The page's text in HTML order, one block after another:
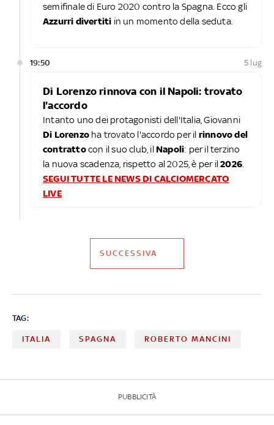
semifinale di Euro 2020 contro la Spagna. Ecco gli
Azzurri divertiti in un momento della seduta.
19:50 5 lug
Di Lorenzo rinnova con il Napoli: trovato
l'accordo
Intanto uno dei protagonisti dell'Italia, Giovanni
Di Lorenzo ha trovato l'accordo per il rinnovo del
contrattocon il suo club, il Napoli: per il terzino
la nuova scadenza, rispetto al 2025, è per il2026
SEGUI TUTTE LE NEWS DI CALCIOMERCATO
LIVE
SUCCESSIVA
TAG:
ITALIA SPAGNA ROBERTO MANCINI
PUBBLICITÀ